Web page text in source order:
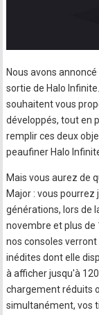
Nous avons
sortie de Halo
souhaitent vous
développés, tout en
remplir ces deux
peaufiner Halo
Mais vous aurez de
Major : vous
générations, lors de
novembre et plus de
nos consoles
inédites dont elle
à afficher jusqu'à
chargement réduits
simultanément, vos